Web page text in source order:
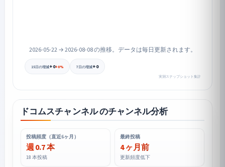
2026-05-22 → 2026-08-08 の推移。データは毎日更新されます。
15日の増減+0+0% 7日の増減+0
実測スナップショット集計
ドコムスチャンネル のチャンネル分析
投稿頻度（直近6ヶ月）
週 0.7 本
18 本投稿
最終投稿
4 ヶ月前
更新頻度低下